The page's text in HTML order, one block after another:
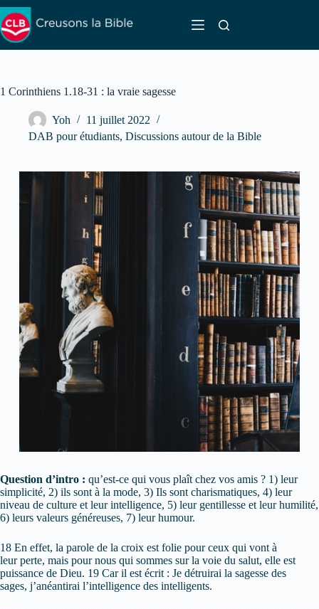
Passer
au
contenu
1 Corinthiens 1.18-31 : la vraie sagesse
Yoh
11 juillet 2022
DAB pour étudiants, Discussions autour de la Bible
Question d’intro : qu’est-ce qui vous plaît chez vos amis ? 1) leur
simplicité, 2) ils sont à la mode, 3) Ils sont charismatiques, 4) leur
niveau de culture et leur intelligence, 5) leur gentillesse et leur humilité,
6) leurs valeurs généreuses, 7) leur humour.
18 En effet, la parole de la croix est folie pour ceux qui vont à
leur perte, mais pour nous qui sommes sur la voie du salut, elle est
puissance de Dieu. 19 Car il est écrit : Je détruirai la sagesse des
sages, j’anéantirai l’intelligence des intelligents.